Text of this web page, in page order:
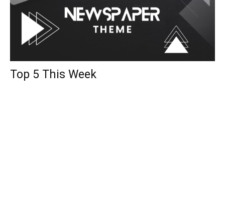
Top 5 This Week